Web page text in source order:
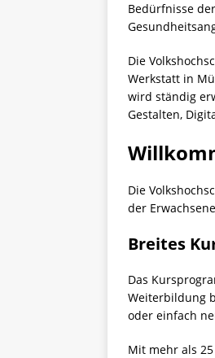
Bedürfnisse
Die
Werkstatt in
wird ständig
Gestalten,
Die
der
Breites
Das
Weiterbildung
oder einfach
Mit mehr als